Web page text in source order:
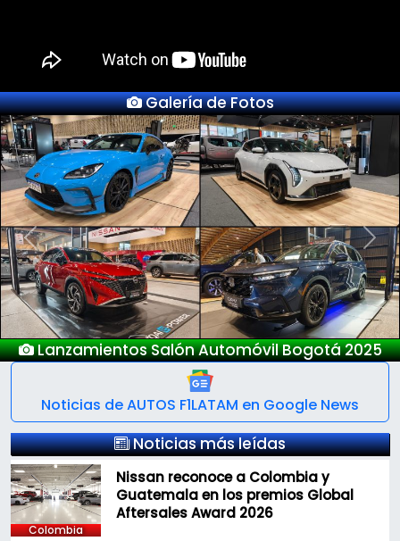
Galería de Fotos
Bogotá 2025 Nuevo Deepal
Previous Next
Noticias de AUTOS F1LATAM en Google News
Noticias más leídas
Colombia
Nissan reconoce a Colombia y
Guatemala en los premios Global
Aftersales Award 2026